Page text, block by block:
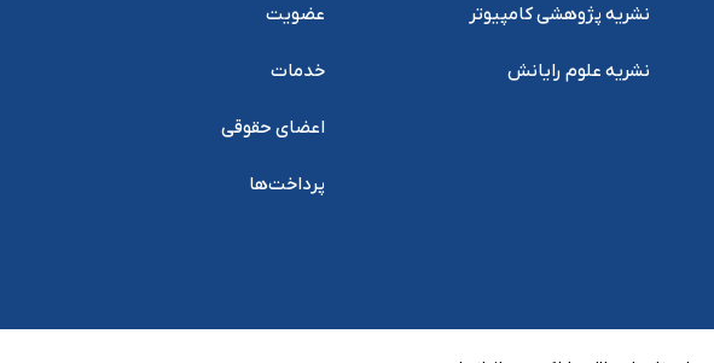
نشریه پژوهشی کامپیوتر
نشریه علوم رایانش
عضویت
خدمات
اعضای حقوقی
پرداخت‌ها